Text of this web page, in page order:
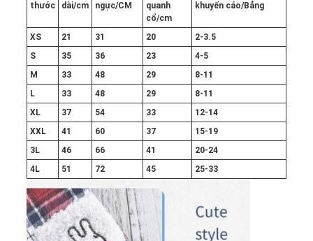
thước
dài/cm
ngực/CM
quanh
cổ/cm
khuyến cáo/Bảng
XS 21 31 20
2-3.5
S
35 36 23
4-5
M
33 48 29
8-11
L
33 48 29
8-11
XL
37 54 33
12-14
XXL
41 60 37
15-19
3L
46 66 41
20-24
4L
51 72 45 25-33